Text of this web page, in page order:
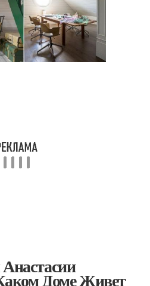
Доме Живет